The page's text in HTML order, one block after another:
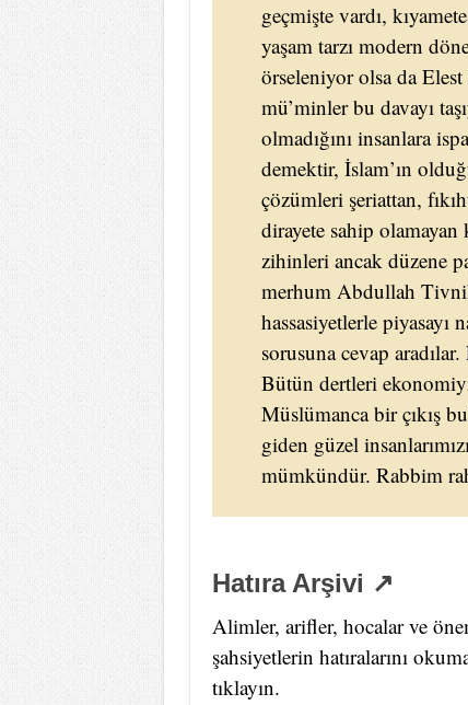
geçmişte vardı,
yaşam tarzı modern
örseleniyor olsa da
mü’minler bu davayı
olmadığını insanlara
demektir, İslam’ın
çözümleri şeriattan,
dirayete sahip
zihinleri ancak düzene
merhum Abdullah
hassasiyetlerle piyasayı
sorusuna cevap
Bütün dertleri
Müslümanca bir çıkış
giden güzel
mümkündür. Rabbim
Hatıra Arşivi ↗
Alimler, arifler, hocalar ve
şahsiyetlerin hatıralarını
tıklayın.